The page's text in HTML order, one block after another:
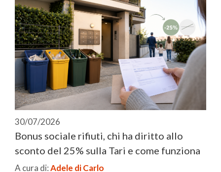
30/07/2026
Bonus sociale rifiuti, chi ha diritto allo
sconto del 25% sulla Tari e come funziona
A cura di:Adele di Carlo